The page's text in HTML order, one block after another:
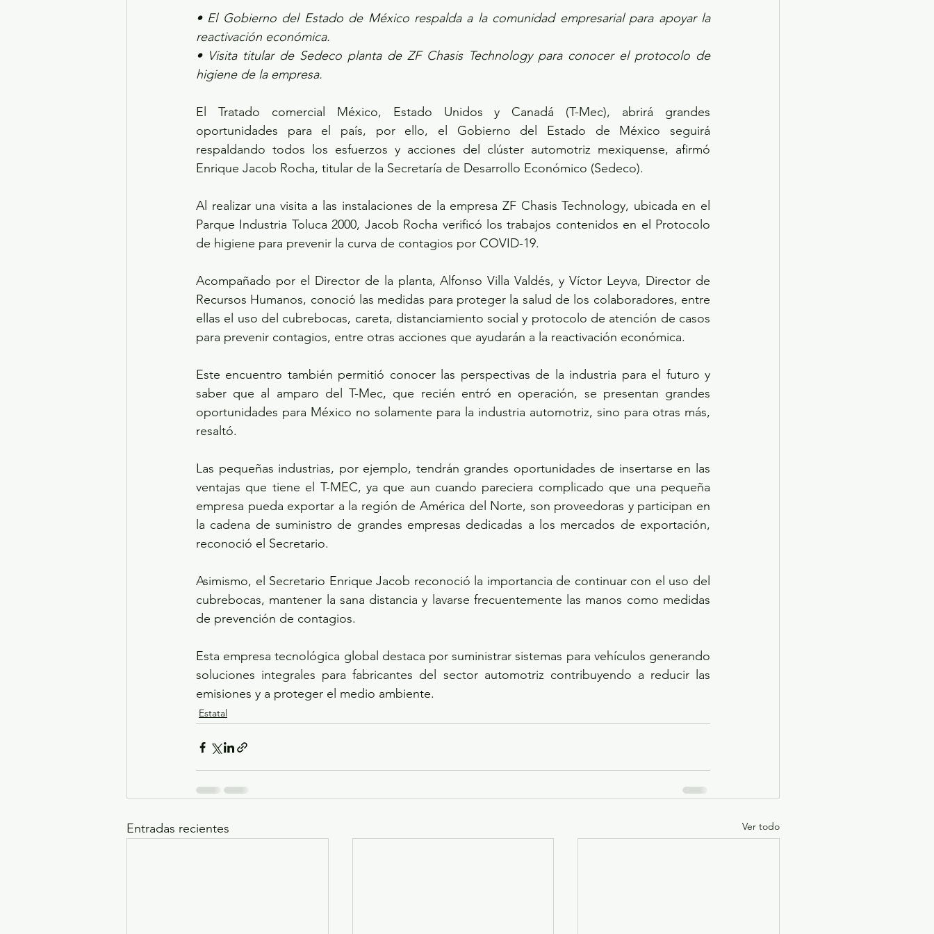
• El Gobierno del Estado de México respalda a la comunidad empresarial para apoyar la
reactivación económica.
• Visita titular de Sedeco planta de ZF Chasis Technology para conocer el protocolo de
higiene de la empresa.
El Tratado comercial México, Estado Unidos y Canadá (T-Mec), abrirá grandes
oportunidades para el país, por ello, el Gobierno del Estado de México seguirá
respaldando todos los esfuerzos y acciones del clúster automotriz mexiquense, afirmó
Enrique Jacob Rocha, titular de la Secretaría de Desarrollo Económico (Sedeco).
Al realizar una visita a las instalaciones de la empresa ZF Chasis Technology, ubicada en el
Parque Industria Toluca 2000, Jacob Rocha verificó los trabajos contenidos en el Protocolo
de higiene para prevenir la curva de contagios por COVID-19.
Acompañado por el Director de la planta, Alfonso Villa Valdés, y Víctor Leyva, Director de
Recursos Humanos, conoció las medidas para proteger la salud de los colaboradores, entre
ellas el uso del cubrebocas, careta, distanciamiento social y protocolo de atención de casos
para prevenir contagios, entre otras acciones que ayudarán a la reactivación económica.
Este encuentro también permitió conocer las perspectivas de la industria para el futuro y
saber que al amparo del T-Mec, que recién entró en operación, se presentan grandes
oportunidades para México no solamente para la industria automotriz, sino para otras más,
resaltó.
Las pequeñas industrias, por ejemplo, tendrán grandes oportunidades de insertarse en las
ventajas que tiene el T-MEC, ya que aun cuando pareciera complicado que una pequeña
empresa pueda exportar a la región de América del Norte, son proveedoras y participan en
la cadena de suministro de grandes empresas dedicadas a los mercados de exportación,
reconoció el Secretario.
Asimismo, el Secretario Enrique Jacob reconoció la importancia de continuar con el uso del
cubrebocas, mantener la sana distancia y lavarse frecuentemente las manos como medidas
de prevención de contagios.
Esta empresa tecnológica global destaca por suministrar sistemas para vehículos generando
soluciones integrales para fabricantes del sector automotriz contribuyendo a reducir las
emisiones y a proteger el medio ambiente.
Estatal
Entradas recientes Ver todo